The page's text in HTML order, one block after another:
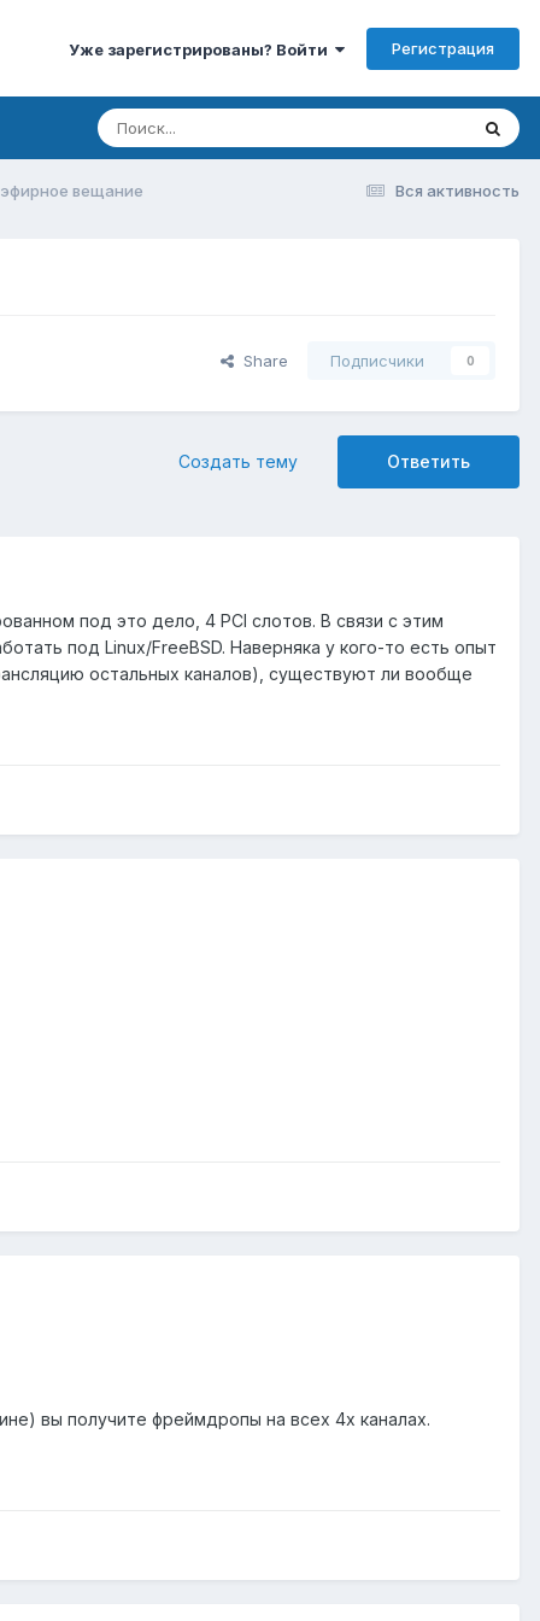
Уже зарегистрированы? Войти Регистрация
Вся активность
вещание
Share Подписчики 0
Ответить
Создать тему
под это дело, 4 PCI слотов. В связи с этим
под Linux/FreeBSD. Наверняка у кого-то есть опыт
остальных каналов), существуют ли вообще
вы получите фреймдропы на всех 4х каналах.